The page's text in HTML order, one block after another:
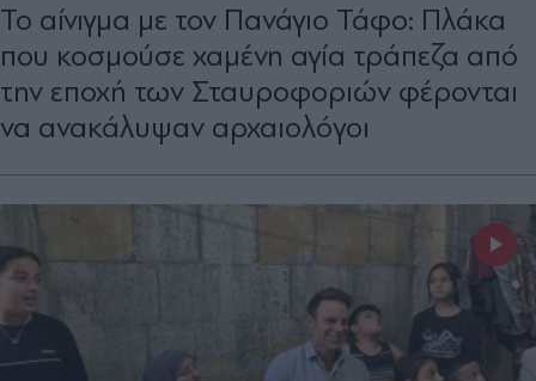
Το αίνιγμα με τον Πανάγιο Τάφο: Πλάκα
που κοσμούσε χαμένη αγία τράπεζα από
την εποχή των Σταυροφοριών φέρονται
να ανακάλυψαν αρχαιολόγοι